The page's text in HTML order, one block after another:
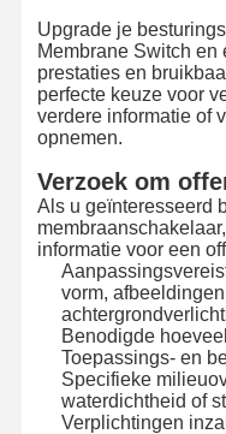
Upgrade je
Membrane Switch
prestaties en
perfecte keuze voor
verdere informatie of
opnemen.
Verzoek om
Als u geïnteresseerd
informatie voor een
vorm,
Benodigde
Toepassings- en
Specifieke
waterdichtheid of
Verplichtingen